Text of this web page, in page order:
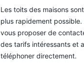
Les toits des maisons
plus rapidement
vous proposer de
des tarifs intéressants et
téléphoner directement.